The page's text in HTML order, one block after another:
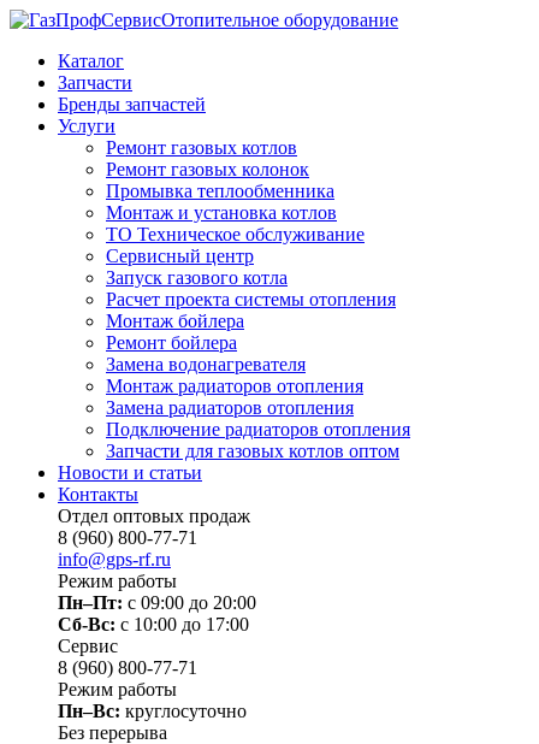
Отопительное оборудование
Каталог
Запчасти
Бренды запчастей
Услуги
Ремонт газовых котлов
Ремонт газовых колонок
Промывка теплообменника
Монтаж и установка котлов
ТО Техническое обслуживание
Сервисный центр
Запуск газового котла
Расчет проекта системы отопления
Монтаж бойлера
Ремонт бойлера
Замена водонагревателя
Монтаж радиаторов отопления
Замена радиаторов отопления
Подключение радиаторов отопления
Запчасти для газовых котлов оптом
Новости и статьи
Контакты
Отдел оптовых продаж
8 (960) 800-77-71
info@gps-rf.ru
Режим работы
Пн–Пт: с 09:00 до 20:00
Сб-Вс: c 10:00 до 17:00
Сервис
8 (960) 800-77-71
Режим работы
Пн–Вс: круглосуточно
Без перерыва